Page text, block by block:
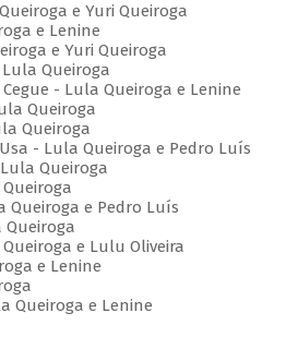
e Yuri Queiroga
e Lenine
e Yuri Queiroga
Lula Queiroga
Cegue - Lula Queiroga e Lenine
Queiroga
Queiroga
- Lula Queiroga e Pedro Luís
Queiroga
Queiroga e Pedro Luís
Queiroga
e Lulu Oliveira
e Lenine
Queiroga e Lenine